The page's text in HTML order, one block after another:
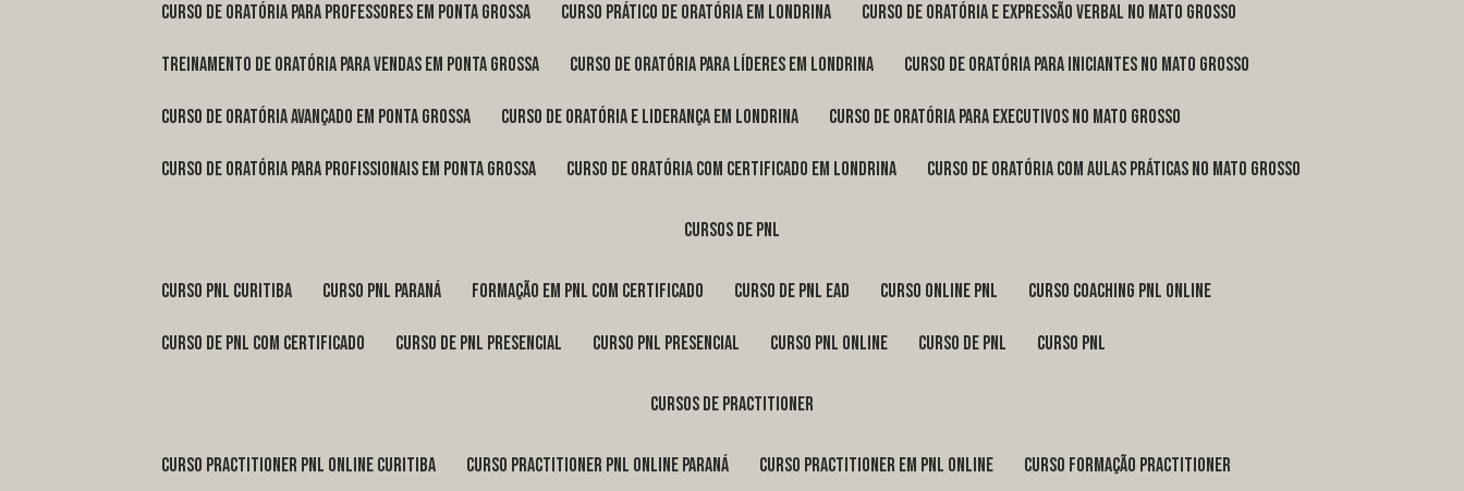
curso de oratória para professores em Ponta Grossa curso prático de oratória em Londrina curso de oratória e expressão verbal no Mato Grosso
treinamento de oratória para vendas em Ponta Grossa curso de oratória para líderes em Londrina curso de oratória para iniciantes no Mato Grosso
curso de oratória avançado em Ponta Grossa curso de oratória e liderança em Londrina curso de oratória para executivos no Mato Grosso
curso de oratória para profissionais em Ponta Grossa curso de oratória com certificado em Londrina curso de oratória com aulas práticas no Mato Grosso
cursos de pnl
curso pnl Curitiba curso pnl Paraná formação em pnl com certificado curso de pnl ead curso online pnl curso coaching pnl online
curso de pnl com certificado curso de pnl presencial curso pnl presencial curso pnl online curso de pnl curso pnl
cursos de practitioner
curso practitioner pnl online Curitiba curso practitioner pnl online Paraná curso practitioner em pnl online curso formação practitioner